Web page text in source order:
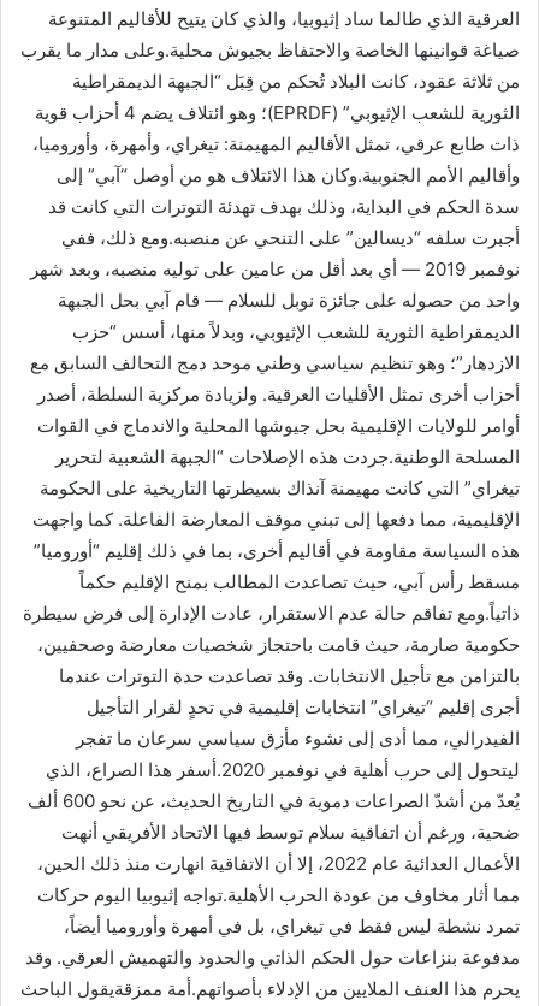
العرقية الذي طالما ساد إثيوبيا، والذي كان يتيح للأقاليم المتنوعة
صياغة قوانينها الخاصة والاحتفاظ بجيوش محلية.وعلى مدار ما يقرب
من ثلاثة عقود، كانت البلاد تُحكم من قِبَل “الجبهة الديمقراطية
الثورية للشعب الإثيوبي” (EPRDF)؛ وهو ائتلاف يضم 4 أحزاب قوية
ذات طابع عرقي، تمثل الأقاليم المهيمنة: تيغراي، وأمهرة، وأوروميا،
وأقاليم الأمم الجنوبية.وكان هذا الائتلاف هو من أوصل “آبي” إلى
سدة الحكم في البداية، وذلك بهدف تهدئة التوترات التي كانت قد
أجبرت سلفه “ديسالين” على التنحي عن منصبه.ومع ذلك، ففي
نوفمبر 2019 — أي بعد أقل من عامين على توليه منصبه، وبعد شهر
واحد من حصوله على جائزة نوبل للسلام — قام آبي بحل الجبهة
الديمقراطية الثورية للشعب الإثيوبي، وبدلاً منها، أسس “حزب
الازدهار”؛ وهو تنظيم سياسي وطني موحد دمج التحالف السابق مع
أحزاب أخرى تمثل الأقليات العرقية. ولزيادة مركزية السلطة، أصدر
أوامر للولايات الإقليمية بحل جيوشها المحلية والاندماج في القوات
المسلحة الوطنية.جردت هذه الإصلاحات “الجبهة الشعبية لتحرير
تيغراي” التي كانت مهيمنة آنذاك بسيطرتها التاريخية على الحكومة
الإقليمية، مما دفعها إلى تبني موقف المعارضة الفاعلة. كما واجهت
هذه السياسة مقاومة في أقاليم أخرى، بما في ذلك إقليم “أوروميا”
مسقط رأس آبي، حيث تصاعدت المطالب بمنح الإقليم حكماً
ذاتياً.ومع تفاقم حالة عدم الاستقرار، عادت الإدارة إلى فرض سيطرة
حكومية صارمة، حيث قامت باحتجاز شخصيات معارضة وصحفيين،
بالتزامن مع تأجيل الانتخابات. وقد تصاعدت حدة التوترات عندما
أجرى إقليم “تيغراي” انتخابات إقليمية في تحدٍ لقرار التأجيل
الفيدرالي، مما أدى إلى نشوء مأزق سياسي سرعان ما تفجر
ليتحول إلى حرب أهلية في نوفمبر 2020.أسفر هذا الصراع، الذي
يُعدّ من أشدّ الصراعات دموية في التاريخ الحديث، عن نحو 600 ألف
ضحية، ورغم أن اتفاقية سلام توسط فيها الاتحاد الأفريقي أنهت
الأعمال العدائية عام 2022، إلا أن الاتفاقية انهارت منذ ذلك الحين،
مما أثار مخاوف من عودة الحرب الأهلية.تواجه إثيوبيا اليوم حركات
تمرد نشطة ليس فقط في تيغراي، بل في أمهرة وأوروميا أيضاً،
مدفوعة بنزاعات حول الحكم الذاتي والحدود والتهميش العرقي. وقد
يحرم هذا العنف الملايين من الإدلاء بأصواتهم.أمة ممزقةيقول الباحث